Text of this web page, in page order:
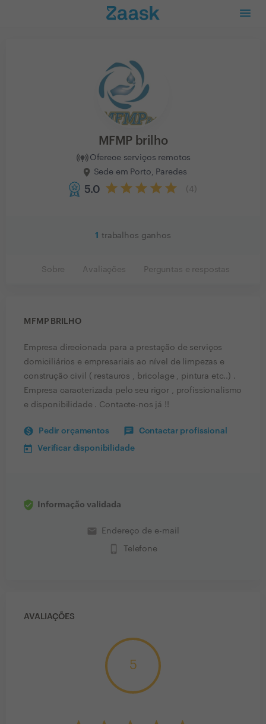
MFMP brilho
Oferece serviços remotos
Sede em Porto, Paredes
5.0 4
1 trabalhos ganhos
Sobre Avaliações Perguntas e respostas
MFMP BRILHO
Empresa direcionada para a prestação de serviços
domiciliários e empresariais ao nível de limpezas e
construção civil ( restauros , bricolage , pintura etc..) .
Empresa caracterizada pelo seu rigor , profissionalismo
e disponibilidade . Contacte-nos já !!
Pedir orçamentos Contactar profissional
Verificar disponibilidade
Informação validada
email Endereço de e-mail
phone_iphone Telefone
AVALIAÇÕES
5